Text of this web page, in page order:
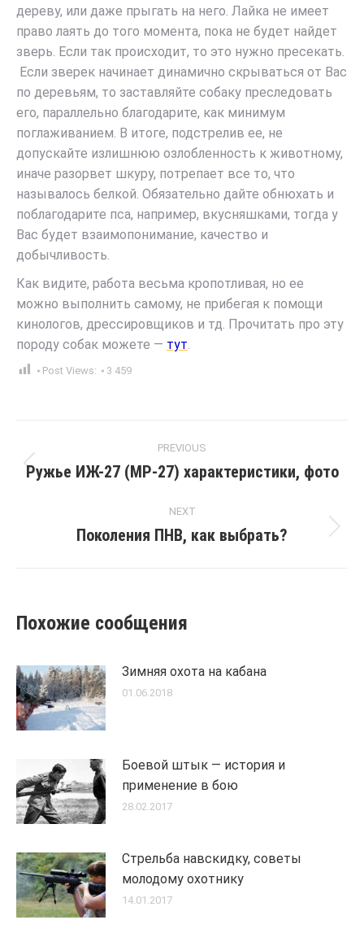
дереву, или даже прыгать на него. Лайка не имеет
право лаять до того момента, пока не будет найдет
зверь. Если так происходит, то это нужно пресекать.
Если зверек начинает динамично скрываться от Вас
по деревьям, то заставляйте собаку преследовать
его, параллельно благодарите, как минимум
поглаживанием. В итоге, подстрелив ее, не
допускайте излишнюю озлобленность к животному,
иначе разорвет шкуру, потрепает все то, что
называлось белкой. Обязательно дайте обнюхать и
поблагодарите пса, например, вкусняшками, тогда у
Вас будет взаимопонимание, качество и
добычливость.
Как видите, работа весьма кропотливая, но ее
можно выполнить самому, не прибегая к помощи
кинологов, дрессировщиков и тд. Прочитать про эту
породу собак можете — тут.
Post Views: 3 459
navigation
PREVIOUS
Previous
Ружье ИЖ-27 (МР-27) характеристики, фото
NEXT
Next
Поколения ПНВ, как выбрать?
Похожие сообщения
Зимняя охота на кабана
01.06.2018
Боевой штык — история и
применение в бою
28.02.2017
Стрельба навскидку, советы
молодому охотнику
14.01.2017